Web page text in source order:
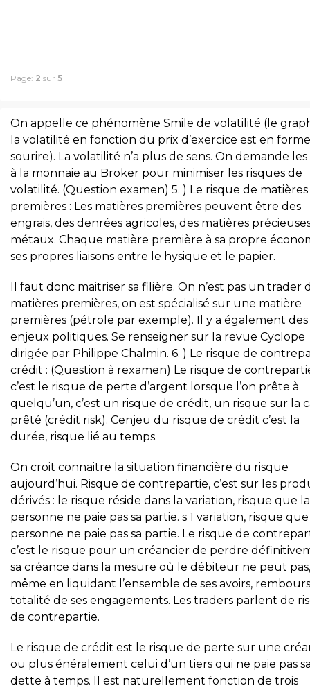
Page: 2 sur 5
On appelle ce phénomène Smile de volatilité (le
la volatilité en fonction du prix d’exercice est en
sourire). La volatilité n’a plus de sens. On demande
à la monnaie au Broker pour minimiser les risques de
volatilité. (Question examen) 5. ) Le risque de matières
premières : Les matières premières peuvent être des
engrais, des denrées agricoles, des matières
métaux. Chaque matière première à sa propre
ses propres liaisons entre le hysique et le papier.
Il faut donc maitriser sa filière. On n’est pas un trader
matières premières, on est spécialisé sur une matière
premières (pétrole par exemple). Il y a également des
enjeux politiques. Se renseigner sur la revue Cyclope
dirigée par Philippe Chalmin. 6. ) Le risque de
crédit : (Question à rexamen) Le risque de
c’est le risque de perte d’argent lorsque l’on prête à
quelqu’un, c’est un risque de crédit, un risque sur la
prêté (crédit risk). Cenjeu du risque de crédit c’est la
durée, risque lié au temps.
On croit connaitre la situation financière du risque
aujourd’hui. Risque de contrepartie, c’est sur les
dérivés : le risque réside dans la variation, risque que la
personne ne paie pas sa partie. s 1 variation, risque
personne ne paie pas sa partie. Le risque de
c’est le risque pour un créancier de perdre
sa créance dans la mesure où le débiteur ne peut pas,
même en liquidant l’ensemble de ses avoirs,
totalité de ses engagements. Les traders parlent de
de contrepartie.
Le risque de crédit est le risque de perte sur une
ou plus énéralement celui d’un tiers qui ne paie pas
dette à temps. Il est naturellement fonction de trois